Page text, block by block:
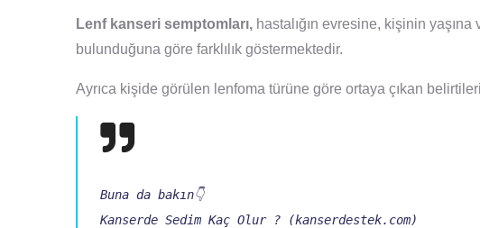
Lenf kanseri semptomları, hastalığın evresine, kişinin
bulunduğuna göre farklılık göstermektedir.
Ayrıca kişide görülen lenfoma türüne göre ortaya çıkan
Kanserde Sedim Kaç Olur ? (kanserdestek.com)